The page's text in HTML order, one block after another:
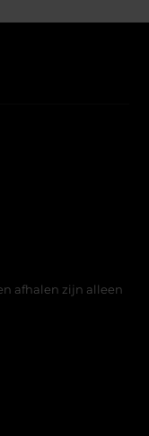
afhalen zijn alleen